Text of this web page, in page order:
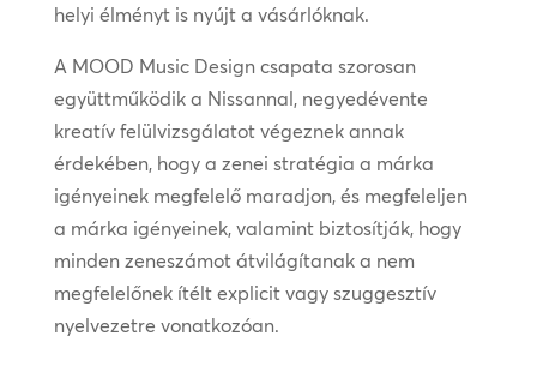
helyi élményt is nyújt a vásárlóknak.
A MOOD Music Design csapata szorosan
együttműködik a Nissannal, negyedévente
kreatív felülvizsgálatot végeznek annak
érdekében, hogy a zenei stratégia a márka
igényeinek megfelelő maradjon, és megfeleljen
a márka igényeinek, valamint biztosítják, hogy
minden zeneszámot átvilágítanak a nem
megfelelőnek ítélt explicit vagy szuggesztív
nyelvezetre vonatkozóan.